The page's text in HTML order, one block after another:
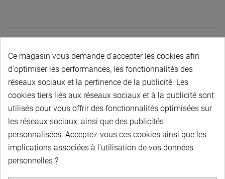
Description du produit
PAIEMENT SÉCURISÉ
Ce magasin vous demande d'accepter les cookies afin
d'optimiser les performances, les fonctionnalités des
réseaux sociaux et la pertinence de la publicité. Les
cookies tiers liés aux réseaux sociaux et à la publicité sont
utilisés pour vous offrir des fonctionnalités optimisées sur
les réseaux sociaux, ainsi que des publicités
personnalisées. Acceptez-vous ces cookies ainsi que les
implications associées à l'utilisation de vos données
personnelles ?